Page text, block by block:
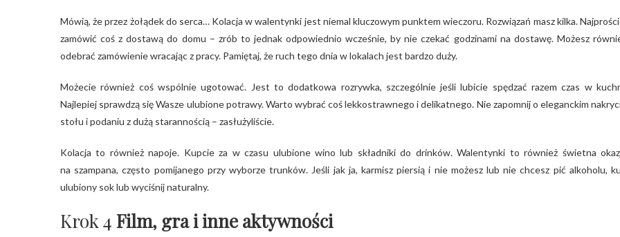
Mówią, że przez żołądek do serca… Kolacja w walentynki jest niemal kluczowym punktem wieczoru. Rozwiązań masz kilka.
zamówić coś z dostawą do domu – zrób to jednak odpowiednio wcześnie, by nie czekać godzinami na dostawę. Możesz
odebrać zamówienie wracając z pracy. Pamiętaj, że ruch tego dnia w lokalach jest bardzo duży.
Możecie również coś wspólnie ugotować. Jest to dodatkowa rozrywka, szczególnie jeśli lubicie spędzać razem czas w
Najlepiej sprawdzą się Wasze ulubione potrawy. Warto wybrać coś lekkostrawnego i delikatnego. Nie zapomnij o eleganckim
stołu i podaniu z dużą starannością – zasłużyliście.
Kolacja to również napoje. Kupcie za w czasu ulubione wino lub składniki do drinków. Walentynki to również świetna
na szampana, często pomijanego przy wyborze trunków. Jeśli jak ja, karmisz piersią i nie możesz lub nie chcesz pić alkoholu,
ulubiony sok lub wyciśnij naturalny.
Krok 4 Film, gra i inne aktywności